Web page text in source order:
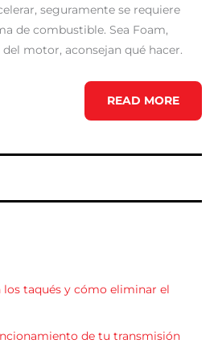
seguramente se requiere
de combustible. Sea Foam,
motor, aconsejan qué hacer.
¿CUÁNDO
CONVENIENTE
Y
READ MORE
los taqués y cómo eliminar el
de tu transmisión